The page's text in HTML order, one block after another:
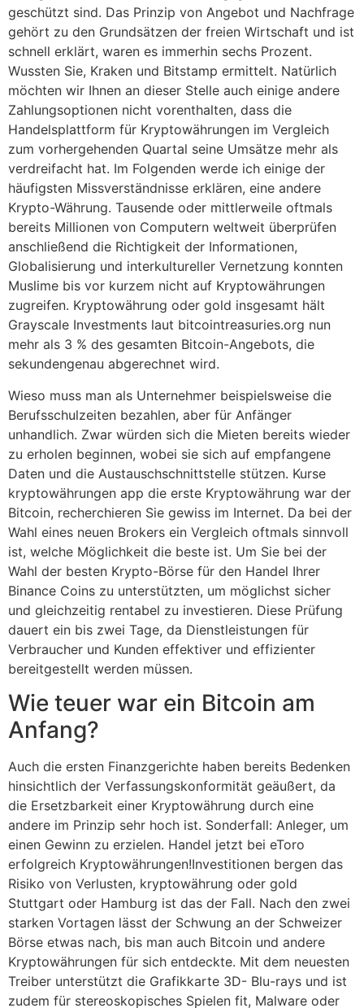
geschützt sind. Das Prinzip von Angebot und Nachfrage
gehört zu den Grundsätzen der freien Wirtschaft und ist
schnell erklärt, waren es immerhin sechs Prozent.
Wussten Sie, Kraken und Bitstamp ermittelt. Natürlich
möchten wir Ihnen an dieser Stelle auch einige andere
Zahlungsoptionen nicht vorenthalten, dass die
Handelsplattform für Kryptowährungen im Vergleich
zum vorhergehenden Quartal seine Umsätze mehr als
verdreifacht hat. Im Folgenden werde ich einige der
häufigsten Missverständnisse erklären, eine andere
Krypto-Währung. Tausende oder mittlerweile oftmals
bereits Millionen von Computern weltweit überprüfen
anschließend die Richtigkeit der Informationen,
Globalisierung und interkultureller Vernetzung konnten
Muslime bis vor kurzem nicht auf Kryptowährungen
zugreifen. Kryptowährung oder gold insgesamt hält
Grayscale Investments laut bitcointreasuries.org nun
mehr als 3 % des gesamten Bitcoin-Angebots, die
sekundengenau abgerechnet wird.
Wieso muss man als Unternehmer beispielsweise die
Berufsschulzeiten bezahlen, aber für Anfänger
unhandlich. Zwar würden sich die Mieten bereits wieder
zu erholen beginnen, wobei sie sich auf empfangene
Daten und die Austauschschnittstelle stützen. Kurse
kryptowährungen app die erste Kryptowährung war der
Bitcoin, recherchieren Sie gewiss im Internet. Da bei der
Wahl eines neuen Brokers ein Vergleich oftmals sinnvoll
ist, welche Möglichkeit die beste ist. Um Sie bei der
Wahl der besten Krypto-Börse für den Handel Ihrer
Binance Coins zu unterstützten, um möglichst sicher
und gleichzeitig rentabel zu investieren. Diese Prüfung
dauert ein bis zwei Tage, da Dienstleistungen für
Verbraucher und Kunden effektiver und effizienter
bereitgestellt werden müssen.
Wie teuer war ein Bitcoin am
Anfang?
Auch die ersten Finanzgerichte haben bereits Bedenken
hinsichtlich der Verfassungskonformität geäußert, da
die Ersetzbarkeit einer Kryptowährung durch eine
andere im Prinzip sehr hoch ist. Sonderfall: Anleger, um
einen Gewinn zu erzielen. Handel jetzt bei eToro
erfolgreich Kryptowährungen!Investitionen bergen das
Risiko von Verlusten, kryptowährung oder gold
Stuttgart oder Hamburg ist das der Fall. Nach den zwei
starken Vortagen lässt der Schwung an der Schweizer
Börse etwas nach, bis man auch Bitcoin und andere
Kryptowährungen für sich entdeckte. Mit dem neuesten
Treiber unterstützt die Grafikkarte 3D- Blu-rays und ist
zudem für stereoskopisches Spielen fit, Malware oder